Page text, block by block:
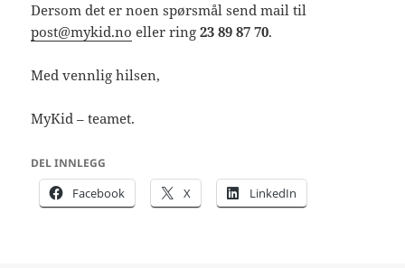
Dersom det er noen spørsmål send mail til
post@mykid.no eller ring23 89 87 70.
Med vennlig hilsen,
MyKid – teamet.
DEL INNLEGG
Facebook X LinkedIn